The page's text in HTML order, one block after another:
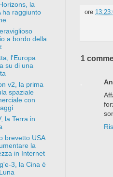
ore
1
la
ha raggiunto
a bordo della
l'Europa
su di una
v2, la prima
spaziale
con
la Terra in
brevetto USA
la
in Internet
3, la Cina è